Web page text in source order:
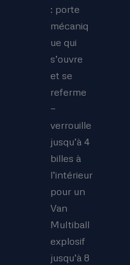
: porte
mécaniq
ue qui
s’ouvre
et se
referme
—
verrouille
jusqu’à 4
billes à
l’intérieur
pour un
Van
Multiball
explosif
jusqu’à 8